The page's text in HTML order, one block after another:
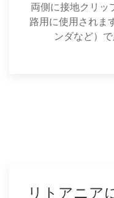
両側に接地クリ
路用に使用されま
ンダなど）
リトアニア